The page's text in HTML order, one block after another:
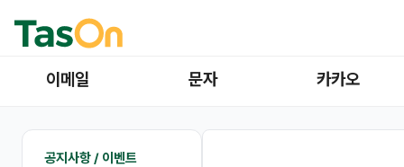
이메일 문자 카카오
공지사항 / 이벤트